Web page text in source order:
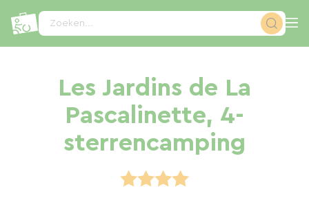
Zoeken...
Les Jardins de La
Pascalinette, 4-
sterrencamping
Cookies beheer paneel